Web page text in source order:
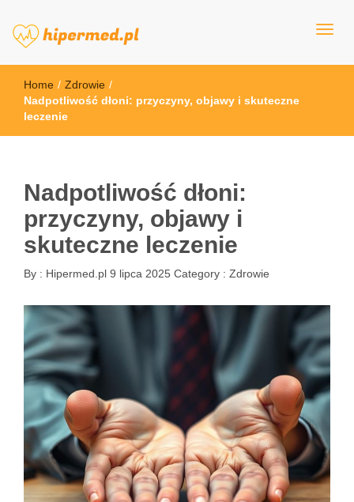
hipermed.pl
Home / Zdrowie /
Nadpotliwość dłoni: przyczyny, objawy i skuteczne
leczenie
Nadpotliwość dłoni:
przyczyny, objawy i
skuteczne leczenie
By : Hipermed.pl 9 lipca 2025 Category : Zdrowie